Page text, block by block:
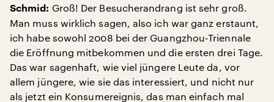
Schmid: Groß! Der Besucherandrang ist sehr groß.
Man muss wirklich sagen, also ich war ganz erstaunt,
ich habe sowohl 2008 bei der Guangzhou-Triennale
die Eröffnung mitbekommen und die ersten drei Tage.
Das war sagenhaft, wie viel jüngere Leute da, vor
allem jüngere, wie sie das interessiert, und nicht nur
als jetzt ein Konsumereignis, das man einfach mal